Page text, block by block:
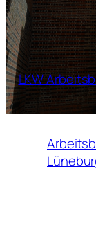
LKW